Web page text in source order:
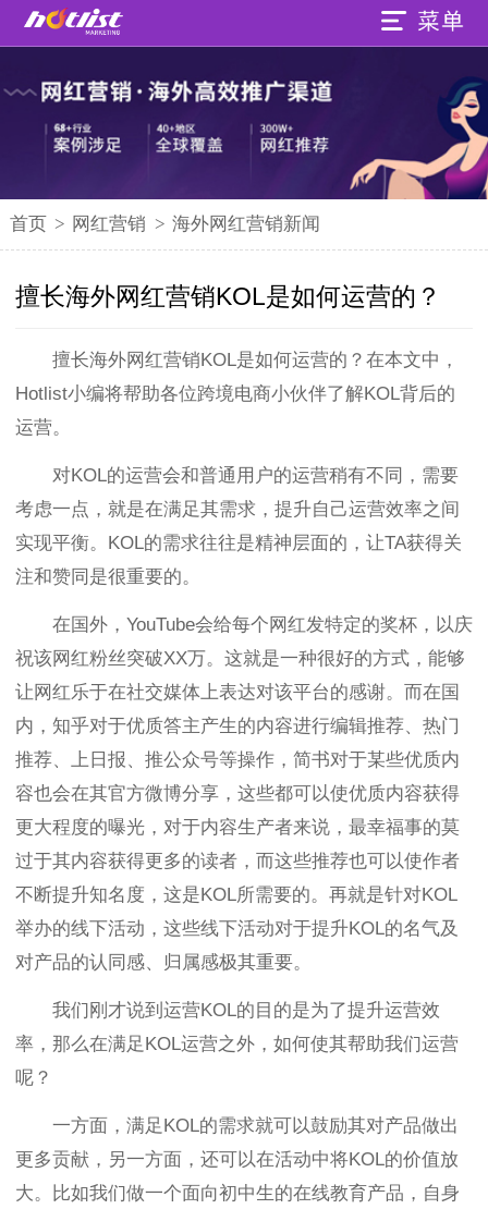
首页 > 网红营销 > 海外网红营销新闻
擅长海外网红营销KOL是如何运营的？
擅长海外网红营销KOL是如何运营的？在本文中，
Hotlist小编将帮助各位跨境电商小伙伴了解KOL背后的
运营。
对KOL的运营会和普通用户的运营稍有不同，需要
考虑一点，就是在满足其需求，提升自己运营效率之间
实现平衡。KOL的需求往往是精神层面的，让TA获得关
注和赞同是很重要的。
在国外，YouTube会给每个网红发特定的奖杯，以庆
祝该网红粉丝突破XX万。这就是一种很好的方式，能够
让网红乐于在社交媒体上表达对该平台的感谢。而在国
内，知乎对于优质答主产生的内容进行编辑推荐、热门
推荐、上日报、推公众号等操作，简书对于某些优质内
容也会在其官方微博分享，这些都可以使优质内容获得
更大程度的曝光，对于内容生产者来说，最幸福事的莫
过于其内容获得更多的读者，而这些推荐也可以使作者
不断提升知名度，这是KOL所需要的。再就是针对KOL
举办的线下活动，这些线下活动对于提升KOL的名气及
对产品的认同感、归属感极其重要。
我们刚才说到运营KOL的目的是为了提升运营效
率，那么在满足KOL运营之外，如何使其帮助我们运营
呢？
一方面，满足KOL的需求就可以鼓励其对产品做出
更多贡献，另一方面，还可以在活动中将KOL的价值放
大。比如我们做一个面向初中生的在线教育产品，自身